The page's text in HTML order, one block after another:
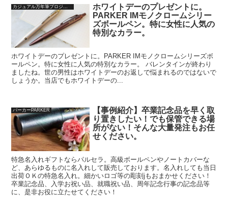
ホワイトデーのプレゼントに。
PARKER IMモノクロームシリー
ズボールペン。特に女性に人気の
特別なカラー。
ホワイトデーのプレゼントに。PARKER IMモノクロームシリーズボ
ールペン。特に女性に人気の特別なカラー。 バレンタインが終わり
ましたね。世の男性はホワイトデーのお返しで悩まれるのではないで
しょうか。当店でもホワイトデーの...
パーカーPARKER
【事例紹介】卒業記念品を早く取
り置きしたい！でも保管できる場
所がない！そんな大量発注もお任
せください。
特急名入れギフトならパルセラ。高級ボールペンやノートカバーな
ど、あらゆるものに名入れして販売しております。名入れしても当日
出荷ＯＫの特急名入れ。細かいロゴ等の彫刻jもおまかせください！
卒業記念品、入学お祝い品、就職祝い品、周年記念行事の記念品等
に、是非お役に立たせてください！